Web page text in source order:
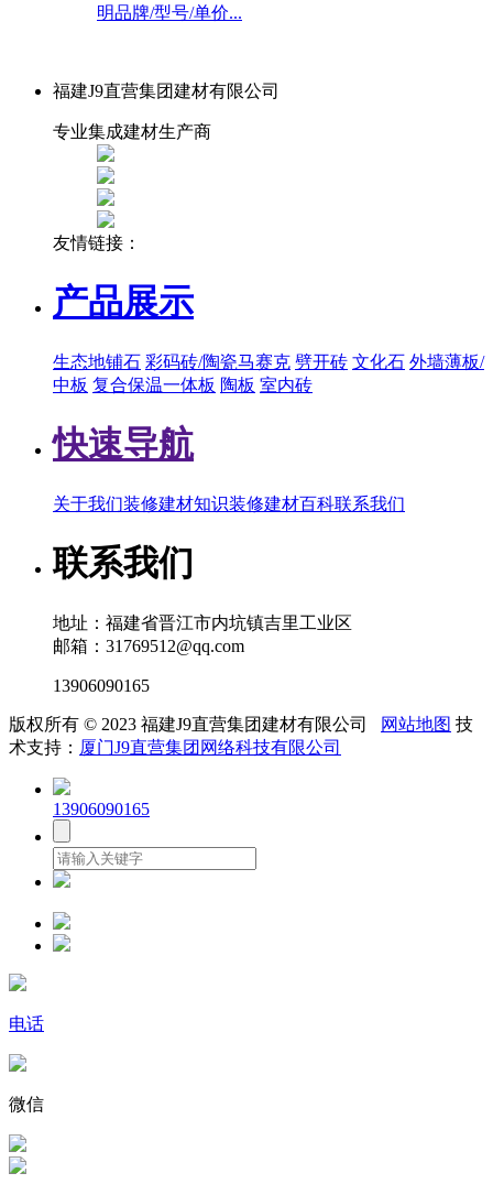
明品牌/型号/单价...
福建J9直营集团建材有限公司
专业集成建材生产商
友情链接：
产品展示
生态地铺石 彩码砖/陶瓷马赛克 劈开砖 文化石 外墙薄板/
中板 复合保温一体板 陶板 室内砖
快速导航
关于我们装修建材知识装修建材百科联系我们
联系我们
地址：福建省晋江市内坑镇吉里工业区
邮箱：31769512@qq.com
13906090165
版权所有 © 2023 福建J9直营集团建材有限公司 网站地图 技
术支持： 厦门J9直营集团网络科技有限公司
13906090165
电话
微信